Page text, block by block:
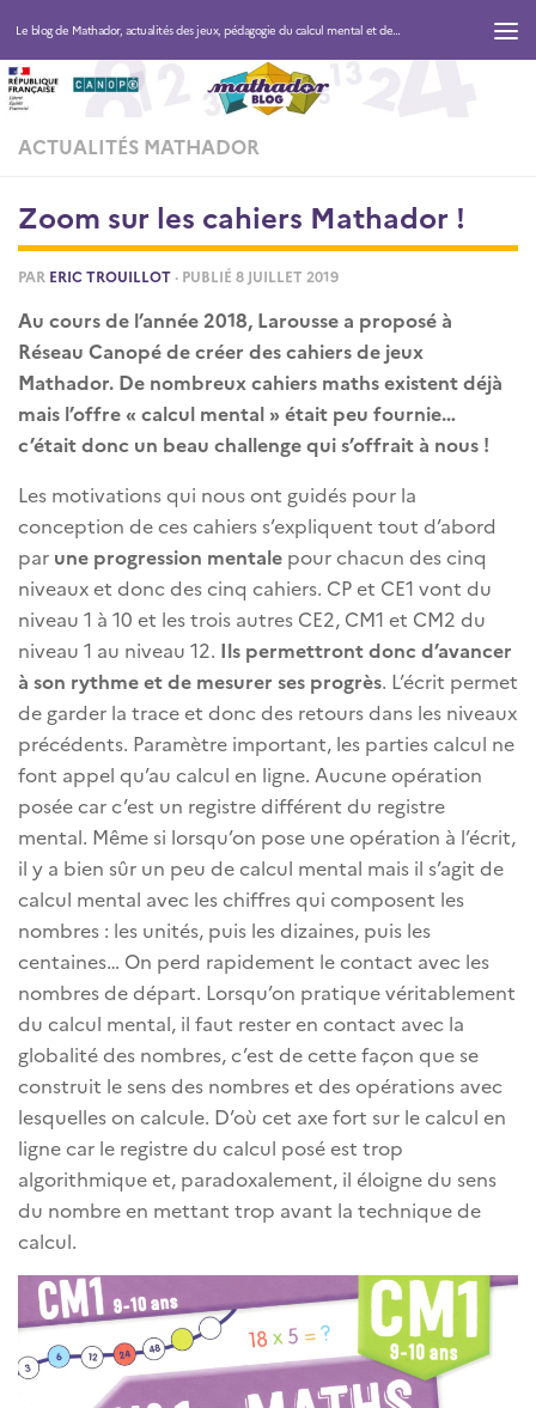
ACTUALITÉS MATHADOR
Zoom sur les cahiers Mathador !
PAR ERIC TROUILLOT · PUBLIÉ 8 JUILLET 2019
Au cours de l’année 2018, Larousse a proposé à
Réseau Canopé de créer des cahiers de jeux
Mathador. De nombreux cahiers maths existent déjà
mais l’offre « calcul mental » était peu fournie…
c’était donc un beau challenge qui s’offrait à nous !
Les motivations qui nous ont guidés pour la
conception de ces cahiers s’expliquent tout d’abord
par une progression mentale pour chacun des cinq
niveaux et donc des cinq cahiers. CP et CE1 vont du
niveau 1 à 10 et les trois autres CE2, CM1 et CM2 du
niveau 1 au niveau 12. Ils permettront donc d’avancer
à son rythme et de mesurer ses progrès. L’écrit permet
de garder la trace et donc des retours dans les niveaux
précédents. Paramètre important, les parties calcul ne
font appel qu’au calcul en ligne. Aucune opération
posée car c’est un registre différent du registre
mental. Même si lorsqu’on pose une opération à l’écrit,
il y a bien sûr un peu de calcul mental mais il s’agit de
calcul mental avec les chiffres qui composent les
nombres : les unités, puis les dizaines, puis les
centaines… On perd rapidement le contact avec les
nombres de départ. Lorsqu’on pratique véritablement
du calcul mental, il faut rester en contact avec la
globalité des nombres, c’est de cette façon que se
construit le sens des nombres et des opérations avec
lesquelles on calcule. D’où cet axe fort sur le calcul en
ligne car le registre du calcul posé est trop
algorithmique et, paradoxalement, il éloigne du sens
du nombre en mettant trop avant la technique de
calcul.